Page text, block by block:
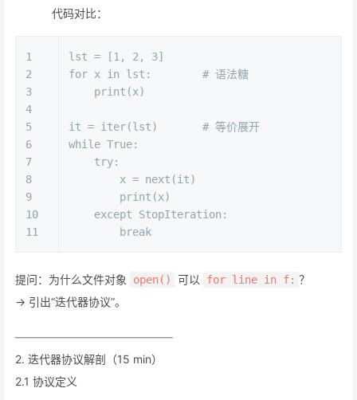
代码对比：
1
2
3
4
5
6
7
8
9
10
11
lst = [1 , 2 , 3]
for x in lst: # 语法糖
print (x)
it = iter(lst) # 等价展开
while True:
try:
        x =
next (it)
print (x)
except StopIteration:
break
提问：为什么文件对象 open() 可以 for line in f: ？
→ 引出“迭代器协议”。
──────────────────
2. 迭代器协议解剖（15 min）
2.1 协议定义